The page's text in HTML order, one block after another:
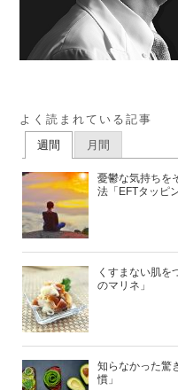
よく読まれている記事
週間 月間
憂鬱な気持ちを
法「EFTタッピン
くすまない肌を
のマリネ」
知らなかった驚
慣」